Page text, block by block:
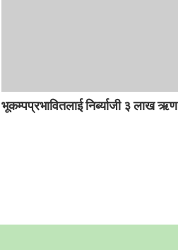
भूकम्पप्रभावितलाई निर्ब्याजी ३ लाख ऋण